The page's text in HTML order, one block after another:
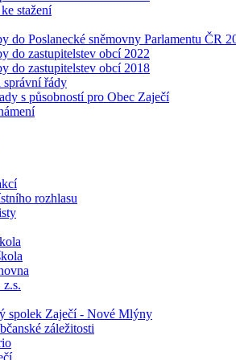
stažení
do Poslanecké sněmovny Parlamentu ČR
do zastupitelstev obcí 2022
do zastupitelstev obcí 2018
správní řády
s působností pro Obec Zaječí
rozhlasu
spolek Zaječí - Nové Mlýny
záležitosti